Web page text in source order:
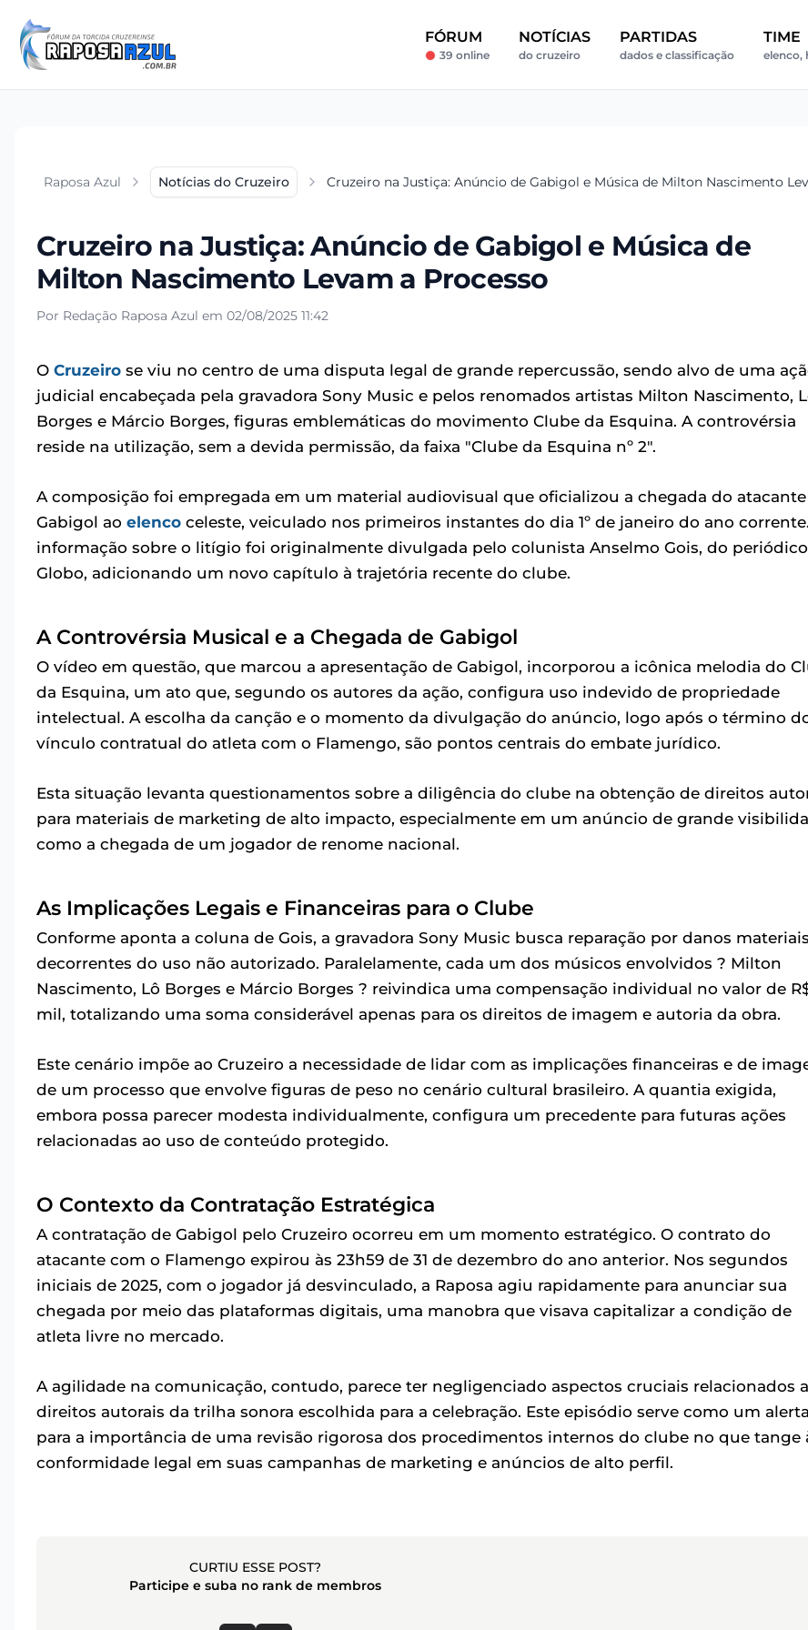
FÓRUM
39 online
NOTÍCIAS
do cruzeiro
PARTIDAS
dados e classificação
TIME
elenco,
Raposa Azul Notícias do Cruzeiro Cruzeiro na Justiça: Anúncio de Gabigol e Música de Milton Nascimento
Cruzeiro na Justiça: Anúncio de Gabigol e Música de
Milton Nascimento Levam a Processo
Por Redação Raposa Azul em 02/08/2025 11:42
O Cruzeiro se viu no centro de uma disputa legal de grande repercussão, sendo alvo de uma
judicial encabeçada pela gravadora Sony Music e pelos renomados artistas Milton Nascimento,
Borges e Márcio Borges, figuras emblemáticas do movimento Clube da Esquina. A controvérsia
reside na utilização, sem a devida permissão, da faixa "Clube da Esquina nº 2".
A composição foi empregada em um material audiovisual que oficializou a chegada do atacante
Gabigol ao elenco celeste, veiculado nos primeiros instantes do dia 1º de janeiro do ano
informação sobre o litígio foi originalmente divulgada pelo colunista Anselmo Gois, do
Globo, adicionando um novo capítulo à trajetória recente do clube.
A Controvérsia Musical e a Chegada de Gabigol
O vídeo em questão, que marcou a apresentação de Gabigol, incorporou a icônica melodia do
da Esquina, um ato que, segundo os autores da ação, configura uso indevido de propriedade
intelectual. A escolha da canção e o momento da divulgação do anúncio, logo após o término
vínculo contratual do atleta com o Flamengo, são pontos centrais do embate jurídico.
Esta situação levanta questionamentos sobre a diligência do clube na obtenção de direitos
para materiais de marketing de alto impacto, especialmente em um anúncio de grande
como a chegada de um jogador de renome nacional.
As Implicações Legais e Financeiras para o Clube
Conforme aponta a coluna de Gois, a gravadora Sony Music busca reparação por danos materiais
decorrentes do uso não autorizado. Paralelamente, cada um dos músicos envolvidos ? Milton
Nascimento, Lô Borges e Márcio Borges ? reivindica uma compensação individual no valor de
mil, totalizando uma soma considerável apenas para os direitos de imagem e autoria da obra.
Este cenário impõe ao Cruzeiro a necessidade de lidar com as implicações financeiras e de
de um processo que envolve figuras de peso no cenário cultural brasileiro. A quantia exigida,
embora possa parecer modesta individualmente, configura um precedente para futuras ações
relacionadas ao uso de conteúdo protegido.
O Contexto da Contratação Estratégica
A contratação de Gabigol pelo Cruzeiro ocorreu em um momento estratégico. O contrato do
atacante com o Flamengo expirou às 23h59 de 31 de dezembro do ano anterior. Nos segundos
iniciais de 2025, com o jogador já desvinculado, a Raposa agiu rapidamente para anunciar sua
chegada por meio das plataformas digitais, uma manobra que visava capitalizar a condição de
atleta livre no mercado.
A agilidade na comunicação, contudo, parece ter negligenciado aspectos cruciais relacionados
direitos autorais da trilha sonora escolhida para a celebração. Este episódio serve como um alerta
para a importância de uma revisão rigorosa dos procedimentos internos do clube no que tange
conformidade legal em suas campanhas de marketing e anúncios de alto perfil.
CURTIU ESSE POST?
Participe e suba no rank de membros